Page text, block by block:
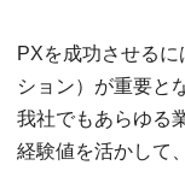
PXを成功させる
ション）が重要と
我社でもあらゆる
経験値を活かして